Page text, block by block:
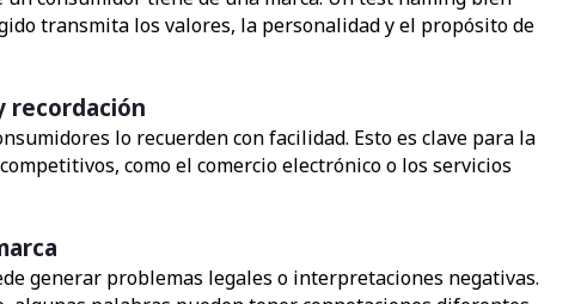
transmita los valores, la personalidad y el propósito de
recordación
lo recuerden con facilidad. Esto es clave para la
como el comercio electrónico o los servicios
generar problemas legales o interpretaciones negativas.